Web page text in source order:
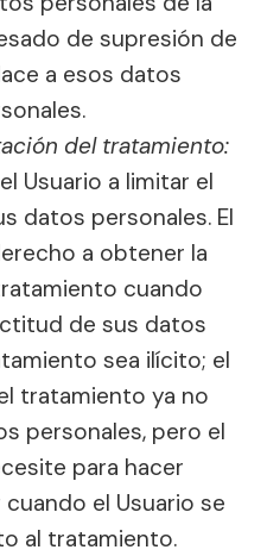
de supresión de
a esos datos
del tratamiento:
Usuario a limitar el
datos personales. El
a obtener la
cuando
de sus datos
sea ilícito; el
tratamiento ya no
personales, pero el
para hacer
el Usuario se
al tratamiento.